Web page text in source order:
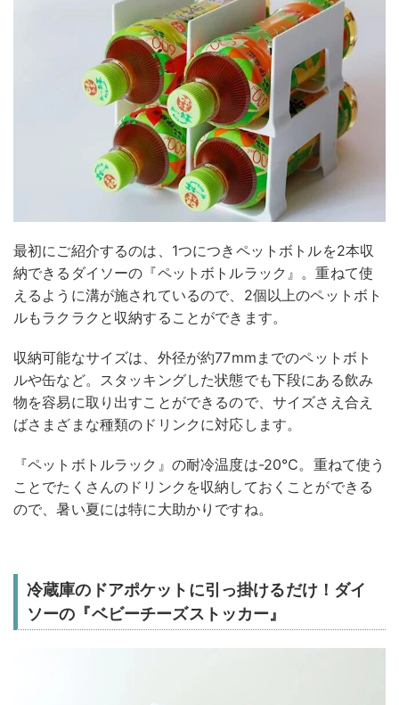
最初にご紹介するのは、1つにつきペットボトルを2本収
納できるダイソーの『ペットボトルラック』。重ねて使
えるように溝が施されているので、2個以上のペットボト
ルもラクラクと収納することができます。
収納可能なサイズは、外径が約77mmまでのペットボト
ルや缶など。スタッキングした状態でも下段にある飲み
物を容易に取り出すことができるので、サイズさえ合え
ばさまざまな種類のドリンクに対応します。
『ペットボトルラック』の耐冷温度は-20℃。重ねて使う
ことでたくさんのドリンクを収納しておくことができる
ので、暑い夏には特に大助かりですね。
冷蔵庫のドアポケットに引っ掛けるだけ！ダイ
ソーの『ベビーチーズストッカー』